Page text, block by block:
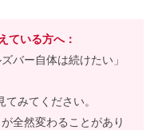
ている方へ：
バー自体は続けたい」
みてください。
全然変わることがあり